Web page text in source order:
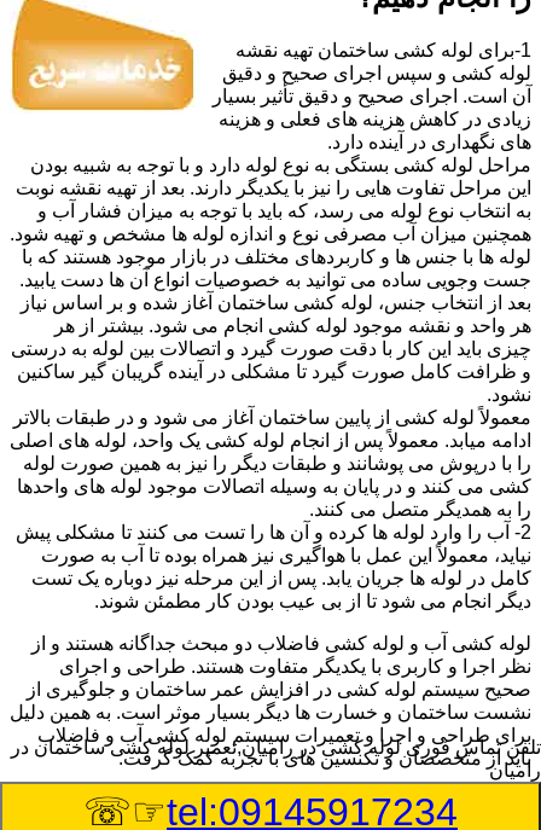
1-برای لوله کشی ساختمان تهیه نقشه
لوله کشی و سپس اجرای صحیح و دقیق
آن است. اجرای صحیح و دقیق تأثیر بسیار
زیادی در کاهش هزینه های فعلی و هزینه
های نگهداری در آینده دارد.
مراحل لوله کشی بستگی به نوع لوله دارد و با توجه به شبیه بودن
این مراحل تفاوت هایی را نیز با یکدیگر دارند. بعد از تهیه نقشه نوبت
به انتخاب نوع لوله می رسد، که باید با توجه به میزان فشار آب و
همچنین میزان آب مصرفی نوع و اندازه لوله ها مشخص و تهیه شود.
لوله ها با جنس ها و کاربردهای مختلف در بازار موجود هستند که با
جست وجویی ساده می توانید به خصوصیات انواع آن ها دست یابید.
بعد از انتخاب جنس، لوله کشی ساختمان آغاز شده و بر اساس نیاز
هر واحد و نقشه موجود لوله کشی انجام می شود. بیشتر از هر
چیزی باید این کار با دقت صورت گیرد و اتصالات بین لوله به درستی
و ظرافت کامل صورت گیرد تا مشکلی در آینده گریبان گیر ساکنین
نشود.
معمولاً لوله کشی از پایین ساختمان آغاز می شود و در طبقات بالاتر
ادامه میابد. معمولاً پس از انجام لوله کشی یک واحد، لوله های اصلی
را با درپوش می پوشانند و طبقات دیگر را نیز به همین صورت لوله
کشی می کنند و در پایان به وسیله اتصالات موجود لوله های واحدها
را به همدیگر متصل می کنند.
2- آب را وارد لوله ها کرده و آن ها را تست می کنند تا مشکلی پیش
نیاید، معمولاً این عمل با هواگیری نیز همراه بوده تا آب به صورت
کامل در لوله ها جریان یابد. پس از این مرحله نیز دوباره یک تست
دیگر انجام می شود تا از بی عیب بودن کار مطمئن شوند.
لوله کشی آب و لوله کشی فاضلاب دو مبحث جداگانه هستند و از
نظر اجرا و کاربری با یکدیگر متفاوت هستند. طراحی و اجرای
صحیح سیستم لوله کشی در افزایش عمر ساختمان و جلوگیری از
نشست ساختمان و خسارت ها دیگر بسیار موثر است. به همین دلیل
برای طراحی و اجرا و تعمیرات سیستم لوله کشی آب و فاضلاب
باید از متخصصان و تکنسین های با تجربه کمک گرفت.
:Published Date
تلفن تماس فوریلوله کشی در رامیان,تعمیر لوله کشی ساختمان در
رامیان
tel:09145917234
☞☏